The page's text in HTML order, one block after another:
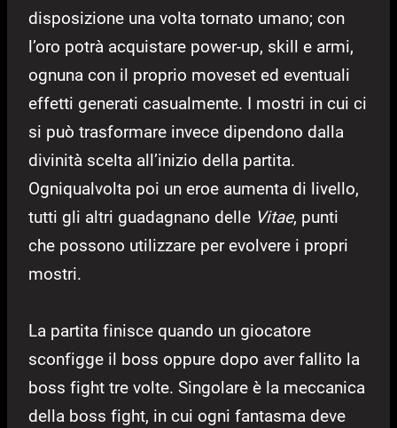
disposizione una volta tornato umano; con
l’oro potrà acquistare power-up, skill e armi,
ognuna con il proprio moveset ed eventuali
effetti generati casualmente. I mostri in cui ci
si può trasformare invece dipendono dalla
divinità scelta all’inizio della partita.
Ogniqualvolta poi un eroe aumenta di livello,
tutti gli altri guadagnano delle Vitae, punti
che possono utilizzare per evolvere i propri
mostri.
La partita finisce quando un giocatore
sconfigge il boss oppure dopo aver fallito la
boss fight tre volte. Singolare è la meccanica
della boss fight, in cui ogni fantasma deve